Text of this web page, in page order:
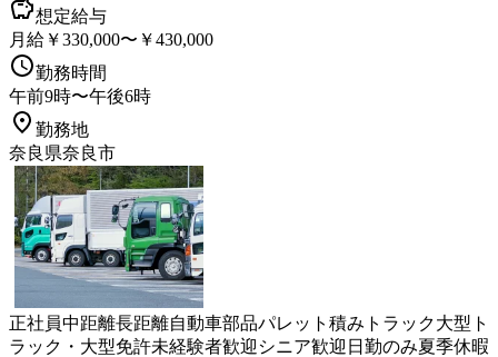
想定給与
月給￥330,000〜￥430,000
勤務時間
午前9時〜午後6時
勤務地
奈良県奈良市
正社員中距離長距離自動車部品パレット積み トラック大型ト
ラック・大型免許未経験者歓迎 シニア歓迎 日勤のみ夏季休暇